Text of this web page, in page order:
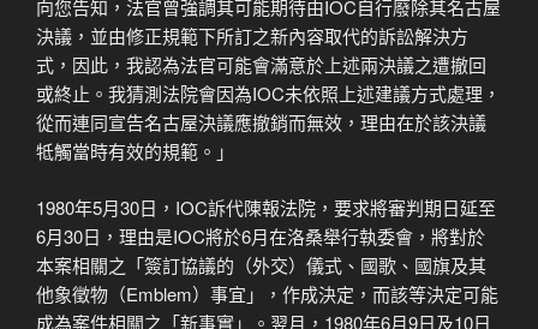
向您告知，法官曾強調其可能期待由IOC自行廢除其名古屋
決議，並由修正規範下所訂之新內容取代的訴訟解決方
式，因此，我認為法官可能會滿意於上述兩決議之遭撤回
或終止。我猜測法院會因為IOC未依照上述建議方式處理，
從而連同宣告名古屋決議應撤銷而無效，理由在於該決議
牴觸當時有效的規範。」
1980年5月30日，IOC訴代陳報法院，要求將審判期日延至
6月30日，理由是IOC將於6月在洛桑舉行執委會，將對於
本案相關之「簽訂協議的（外交）儀式、國歌、國旗及其
他象徵物（Emblem）事宜」，作成決定，而該等決定可能
成為案件相關之「新事實」。翌月，1980年6月9日及10日